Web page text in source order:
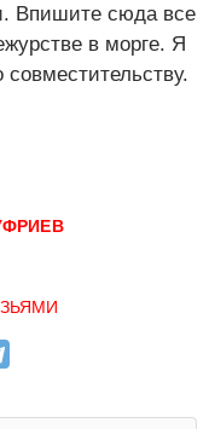
Впишите сюда все
в морге. Я